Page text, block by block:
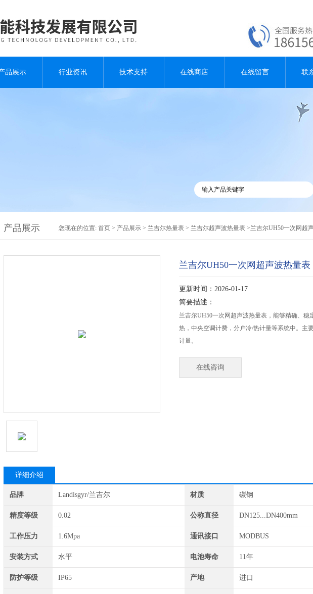
品展示 行业资讯 技术支持 在线商店 在线留言 联
产品展示 您现在的位置: 首页 > 产品展示 > 兰吉尔热量表 > 兰吉尔超声波热量表 >兰吉尔UH50一次网超
兰吉尔UH50一次网超声波热量表
更新时间：2026-01-17
简要描述：
兰吉尔UH50一次网超声波热量表，能够精确、稳
热，中央空调计费，分户冷/热计量等系统中。主
计量。
在线咨询
详细介绍
品牌 Landisgyr/兰吉尔 材质 碳钢
精度等级 0.02 公称直径 DN125...DN400mm
工作压力 1.6Mpa 通讯接口 MODBUS
安装方式 水平 电池寿命 11年
防护等级 IP65 产地 进口